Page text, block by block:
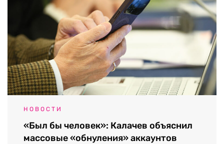
НОВОСТИ
«Был бы человек»: Калачев объяснил
массовые «обнуления» аккаунтов